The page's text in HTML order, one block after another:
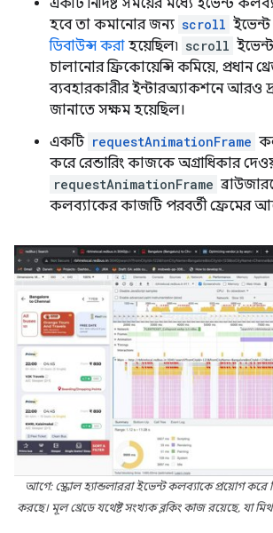
একটি নির্দিষ্ট সময়ের মধ্যে ইভেন্ট
হবে তা কমানোর জন্য scroll ইভেন্ট
ডিবাউন্স করা হয়েছিল৷ scroll
চালানোর ফ্রিকোয়েন্সি কমিয়ে, প্রধান
ব্যবহারকারীর ইন্টারঅ্যাকশনে আরও
জানাতে সক্ষম হয়েছিল।
একটি requestAnimationFrame
করে রেন্ডারিং কাজকে অগ্রাধিকার
requestAnimationFrame
কলব্যাকের কাজটি পরবর্তী ফ্রেমের
আগে: স্ক্রোল হ্যান্ডলাররা ইভেন্ট কলব্যাকে প্রয়োগ করে
করছে। মূল থ্রেডে যথেষ্ট সংখ্যক ব্লকিং কাজ রয়েছে, যা